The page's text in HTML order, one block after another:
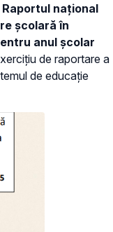
Raportul național
școlară în
anul școlar
de raportare a
de educație